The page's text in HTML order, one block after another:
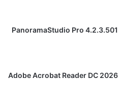
تفعيل برنامج Adobe Acrobat Reader DC 2026